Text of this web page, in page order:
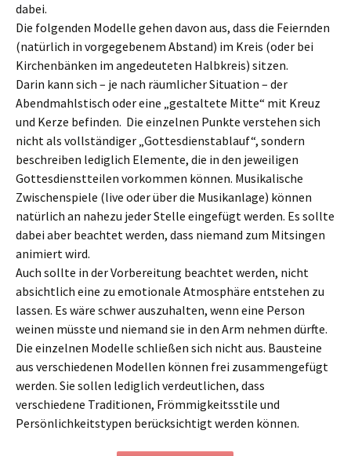
dabei.
Die folgenden Modelle gehen davon aus, dass die Feiernden
(natürlich in vorgegebenem Abstand) im Kreis (oder bei
Kirchenbänken im angedeuteten Halbkreis) sitzen.
Darin kann sich – je nach räumlicher Situation – der
Abendmahlstisch oder eine „gestaltete Mitte“ mit Kreuz
und Kerze befinden. Die einzelnen Punkte verstehen sich
nicht als vollständiger „Gottesdienstablauf“, sondern
beschreiben lediglich Elemente, die in den jeweiligen
Gottesdienstteilen vorkommen können. Musikalische
Zwischenspiele (live oder über die Musikanlage) können
natürlich an nahezu jeder Stelle eingefügt werden. Es sollte
dabei aber beachtet werden, dass niemand zum Mitsingen
animiert wird.
Auch sollte in der Vorbereitung beachtet werden, nicht
absichtlich eine zu emotionale Atmosphäre entstehen zu
lassen. Es wäre schwer auszuhalten, wenn eine Person
weinen müsste und niemand sie in den Arm nehmen dürfte.
Die einzelnen Modelle schließen sich nicht aus. Bausteine
aus verschiedenen Modellen können frei zusammengefügt
werden. Sie sollen lediglich verdeutlichen, dass
verschiedene Traditionen, Frömmigkeitsstile und
Persönlichkeitstypen berücksichtigt werden können.